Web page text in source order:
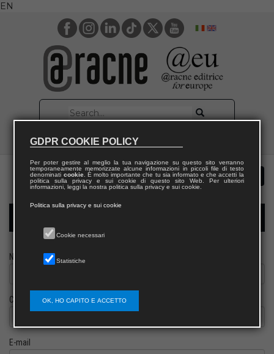
EN
Nome
Cognome
E-mail
GDPR COOKIE POLICY
Per poter gestire al meglio la tua navigazione su questo sito verranno
temporaneamente memorizzate alcune informazioni in piccoli file di testo
denominati cookie. È molto importante che tu sia informato e che accetti la
politica sulla privacy e sui cookie di questo sito Web. Per ulteriori
informazioni, leggi la nostra politica sulla privacy e sui cookie.
Politica sulla privacy e sui cookie
Cookie necessari
Statistiche
OK, HO CAPITO E ACCETTO